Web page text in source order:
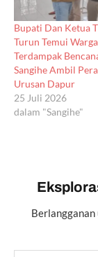
Bupati Dan Ketua
Turun Temui Warga
Terdampak
Sangihe Ambil
Urusan Dapur
25 Juli 2026
dalam "Sangihe"
Ketikkan email Anda...